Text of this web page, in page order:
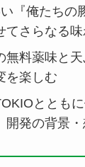
『俺たちの
てさらなる味
無料薬味と
を楽しむ
ととも
開発の背景